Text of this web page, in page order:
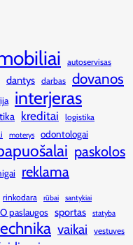
autoservisas
dantys darbas dovanos
interjeras
kreditai logistika
moterys odontologai
paskolos
reklama
rinkodara rūbai
santykiai
paslaugos sportas statyba
vaikai vestuves